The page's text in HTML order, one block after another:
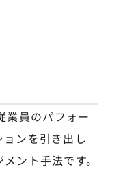
員のパフォー
ンを引き出し
ント手法です。